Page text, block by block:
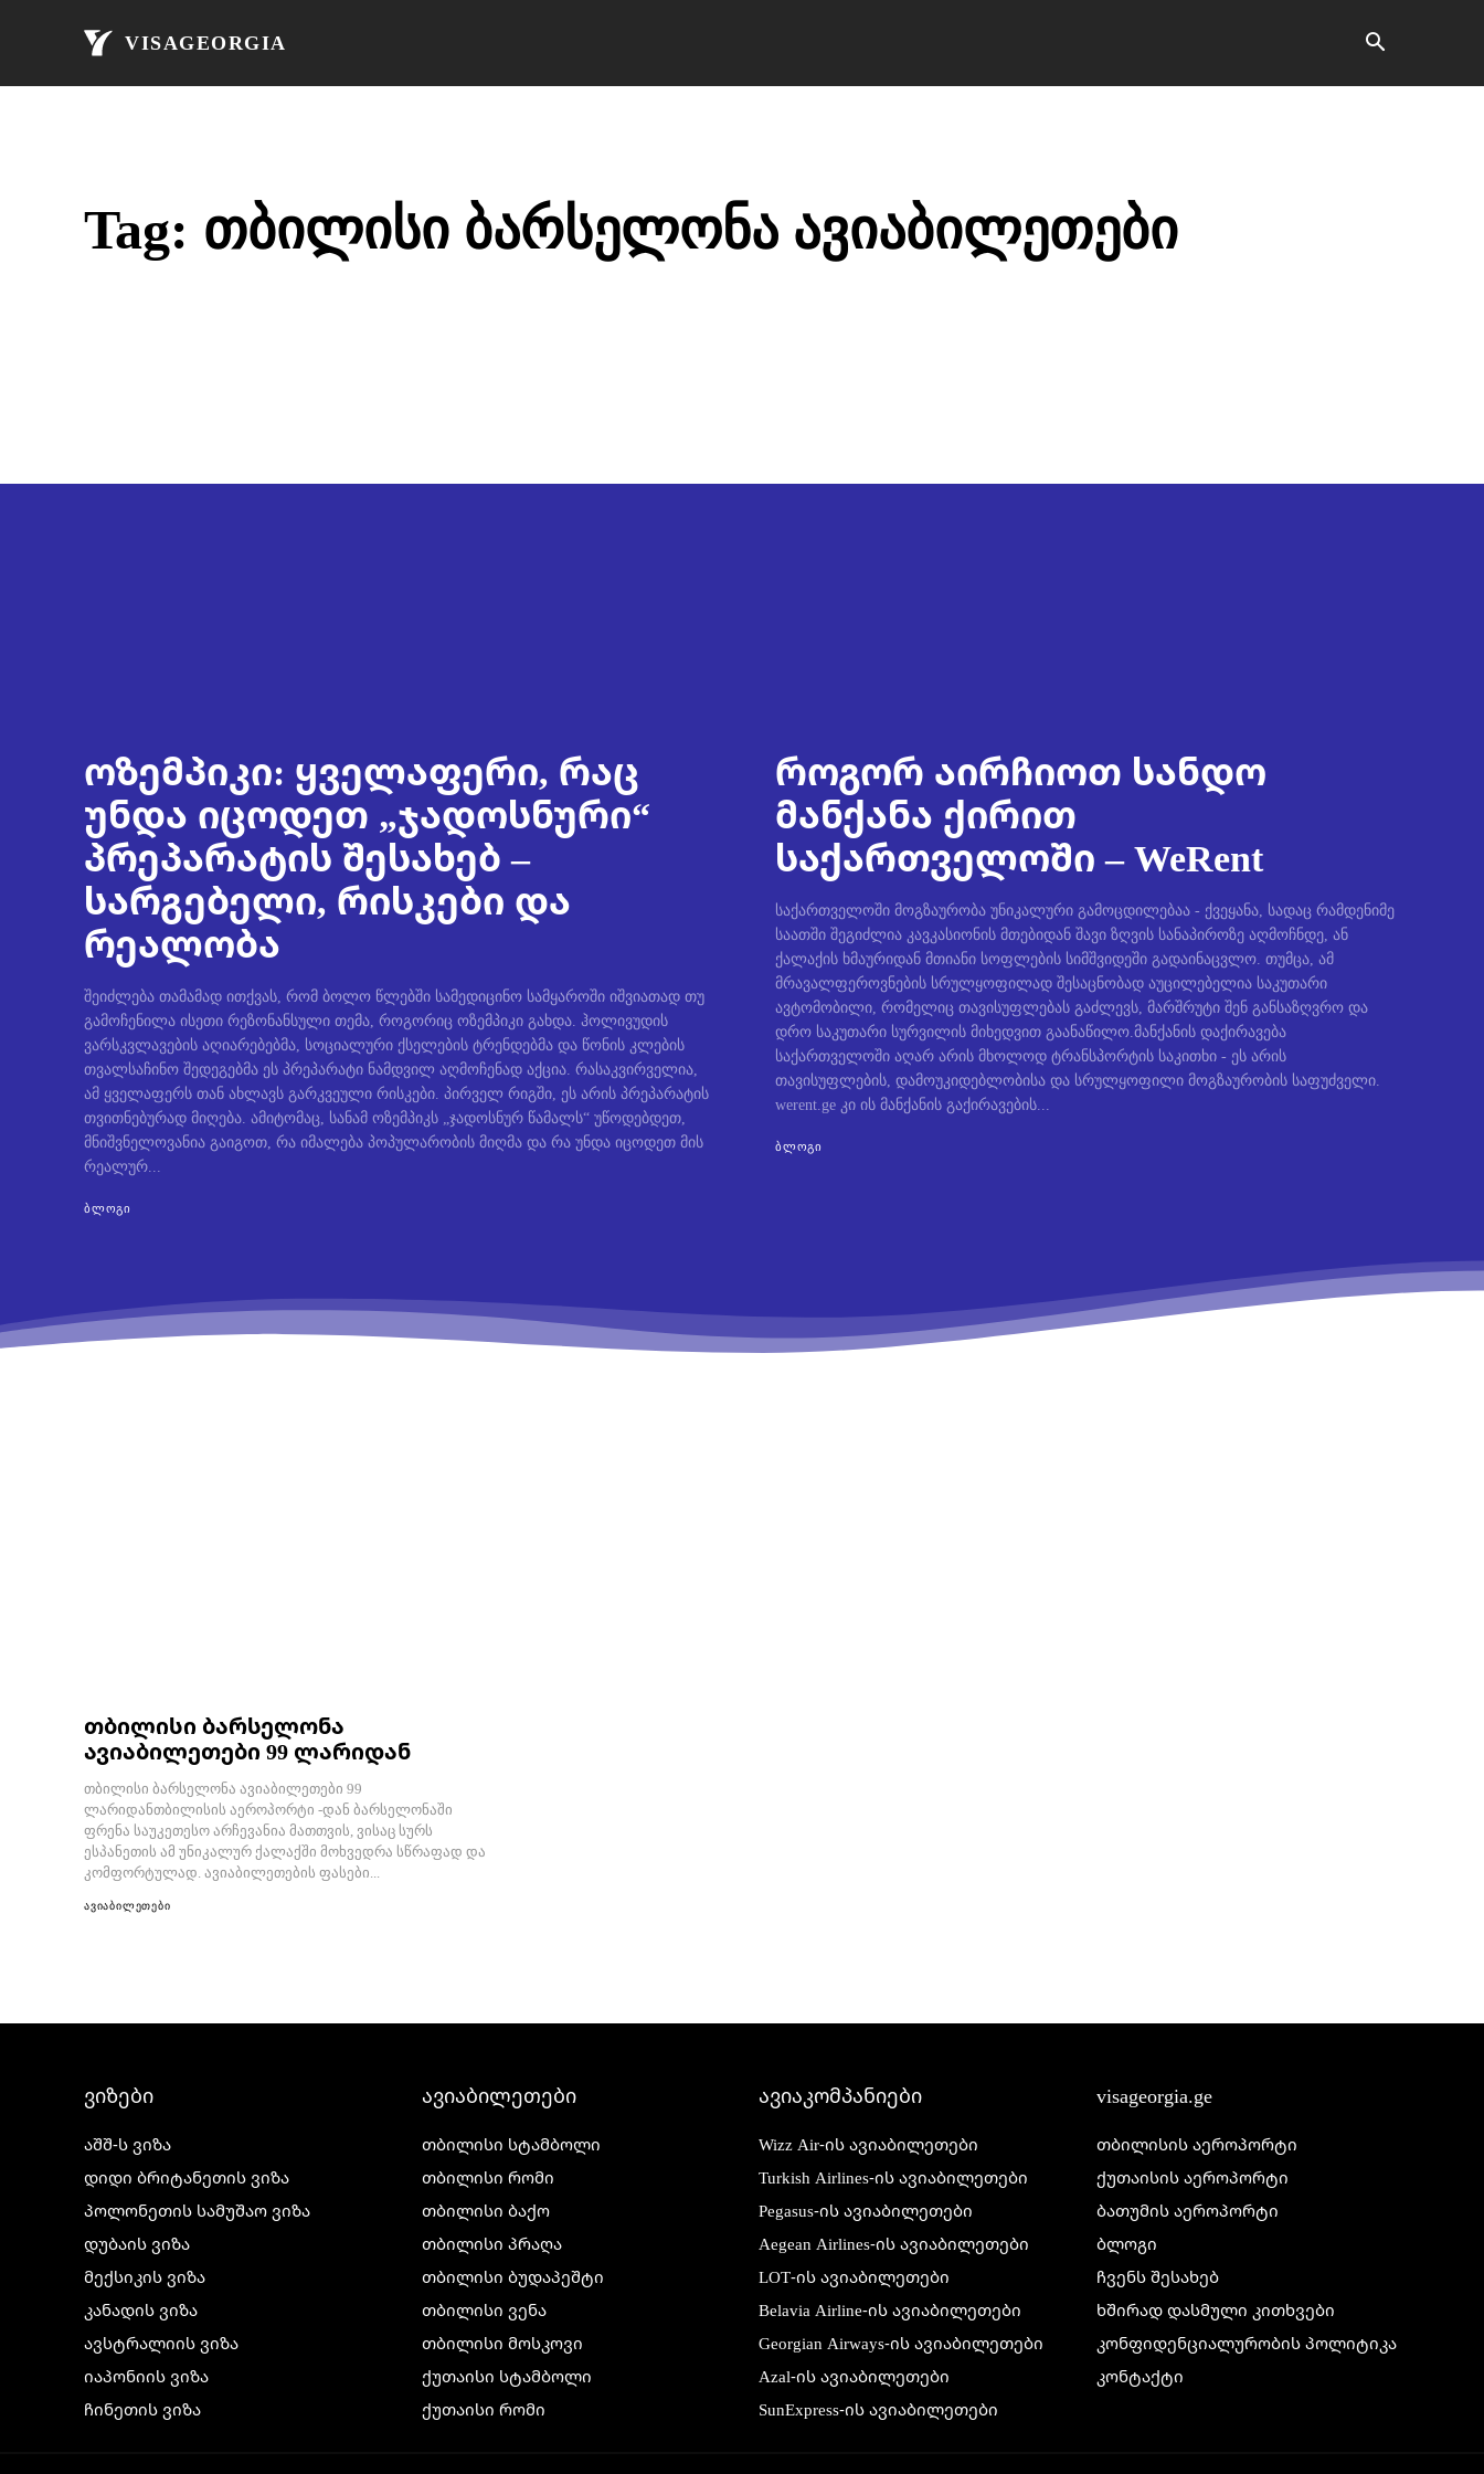
VISAGEORGIA
Tag: თბილისი ბარსელონა ავიაბილეთები
ოზემპიკი: ყველაფერი, რაც
უნდა იცოდეთ „ჯადოსნური“
პრეპარატის შესახებ –
სარგებელი, რისკები და
რეალობა
შეიძლება თამამად ითქვას, რომ ბოლო წლებში სამედიცინო სამყაროში იშვიათად თუ
გამოჩენილა ისეთი რეზონანსული თემა, როგორიც ოზემპიკი გახდა. ჰოლივუდის
ვარსკვლავების აღიარებებმა, სოციალური ქსელების ტრენდებმა და წონის კლების
თვალსაჩინო შედეგებმა ეს პრეპარატი ნამდვილ აღმოჩენად აქცია. რასაკვირველია,
ამ ყველაფერს თან ახლავს გარკვეული რისკები. პირველ რიგში, ეს არის პრეპარატის
თვითნებურად მიღება. ამიტომაც, სანამ ოზემპიკს „ჯადოსნურ წამალს“ უწოდებდეთ,
მნიშვნელოვანია გაიგოთ, რა იმალება პოპულარობის მიღმა და რა უნდა იცოდეთ მის
რეალურ...
ᲑᲚᲝᲒᲘ
როგორ აირჩიოთ სანდო
მანქანა ქირით
საქართველოში – WeRent
საქართველოში მოგზაურობა უნიკალური გამოცდილებაა - ქვეყანა, სადაც რამდენიმე
საათში შეგიძლია კავკასიონის მთებიდან შავი ზღვის სანაპიროზე აღმოჩნდე, ან
ქალაქის ხმაურიდან მთიანი სოფლების სიმშვიდეში გადაინაცვლო. თუმცა, ამ
მრავალფეროვნების სრულყოფილად შესაცნობად აუცილებელია საკუთარი
ავტომობილი, რომელიც თავისუფლებას გაძლევს, მარშრუტი შენ განსაზღვრო და
დრო საკუთარი სურვილის მიხედვით გაანაწილო.მანქანის დაქირავება
საქართველოში აღარ არის მხოლოდ ტრანსპორტის საკითხი - ეს არის
თავისუფლების, დამოუკიდებლობისა და სრულყოფილი მოგზაურობის საფუძველი.
werent.ge კი ის მანქანის გაქირავების...
ᲑᲚᲝᲒᲘ
თბილისი ბარსელონა
ავიაბილეთები 99 ლარიდან
თბილისი ბარსელონა ავიაბილეთები 99
ლარიდანთბილისის აეროპორტი -დან ბარსელონაში
ფრენა საუკეთესო არჩევანია მათთვის, ვისაც სურს
ესპანეთის ამ უნიკალურ ქალაქში მოხვედრა სწრაფად და
კომფორტულად. ავიაბილეთების ფასები...
ავიაბილეთები
ვიზები
აშშ-ს ვიზა
დიდი ბრიტანეთის ვიზა
პოლონეთის სამუშაო ვიზა
დუბაის ვიზა
მექსიკის ვიზა
კანადის ვიზა
ავსტრალიის ვიზა
იაპონიის ვიზა
ჩინეთის ვიზა
ავიაბილეთები
თბილისი სტამბოლი
თბილისი რომი
თბილისი ბაქო
თბილისი პრაღა
თბილისი ბუდაპეშტი
თბილისი ვენა
თბილისი მოსკოვი
ქუთაისი სტამბოლი
ქუთაისი რომი
ავიაკომპანიები
Wizz Air-ის ავიაბილეთები
Turkish Airlines-ის ავიაბილეთები
Pegasus-ის ავიაბილეთები
Aegean Airlines-ის ავიაბილეთები
LOT-ის ავიაბილეთები
Belavia Airline-ის ავიაბილეთები
Georgian Airways-ის ავიაბილეთები
Azal-ის ავიაბილეთები
SunExpress-ის ავიაბილეთები
visageorgia.ge
თბილისის აეროპორტი
ქუთაისის აეროპორტი
ბათუმის აეროპორტი
ბლოგი
ჩვენს შესახებ
ხშირად დასმული კითხვები
კონფიდენციალურობის პოლიტიკა
კონტაქტი